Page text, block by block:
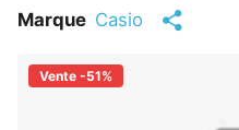
Marque Casio
Vente -51%